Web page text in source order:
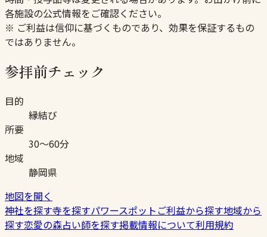
各施設の公式情報をご確認ください。
※ ご利益は信仰に基づくものであり、効果を保証するもの
ではありません。
参拝前チェック
目的
縁結び
所要
30〜60分
地域
静岡県
地図を開く
神社を探す寺を探すパワースポットご利益から探す地域から
探す恋愛の森占い師を探す掲載情報について利用規約